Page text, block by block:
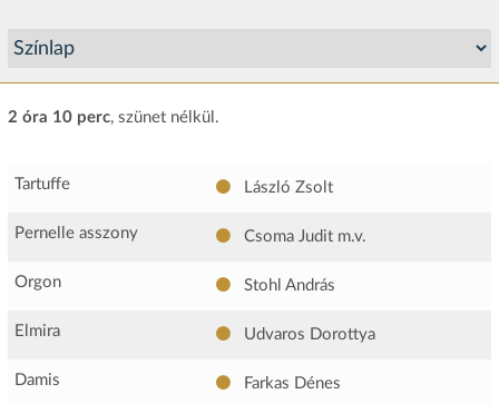
2 óra 10 perc, szünet nélkül.
Tartuffe László Zsolt
Pernelle asszony Csoma Judit m.v.
Orgon Stohl András
Elmira Udvaros Dorottya
Damis Farkas Dénes